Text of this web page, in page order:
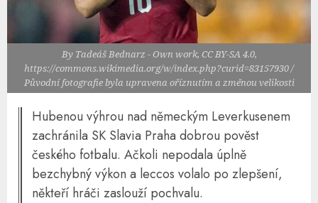
By Tadeáš Bednarz - Own work, CC BY-SA 4.0,
https://commons.wikimedia.org/w/index.php?curid=83157930 /
Původní fotografie byla upravena oříznutím a změnou velikosti
Hubenou výhrou nad německým Leverkusenem
zachránila SK Slavia Praha dobrou pověst
českého fotbalu. Ačkoli nepodala úplně
bezchybný výkon a leccos volalo po zlepšení,
někteří hráči zaslouží pochvalu.